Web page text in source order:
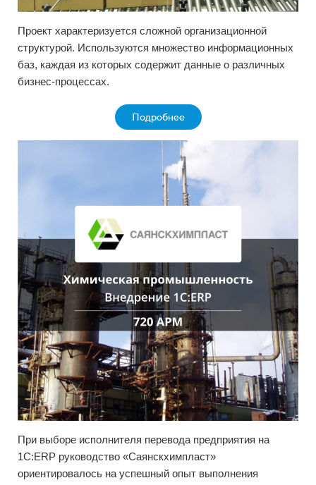
Проект характеризуется сложной организационной
структурой. Используются множество информационных
баз, каждая из которых содержит данные о различных
бизнес-процессах.
Подробнее
При выборе исполнителя перевода предприятия на
1С:ERP руководство «Саянскхимпласт»
ориентировалось на успешный опыт выполнения